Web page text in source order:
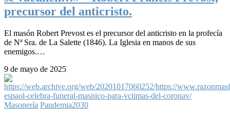
precursor del anticristo.
El masón Robert Prevost es el precursor del anticristo en la profecía
de Nª Sra. de La Salette (1846). La Iglesia en manos de sus
enemigos.…
9 de mayo de 2025
Masonería Pandemia2030